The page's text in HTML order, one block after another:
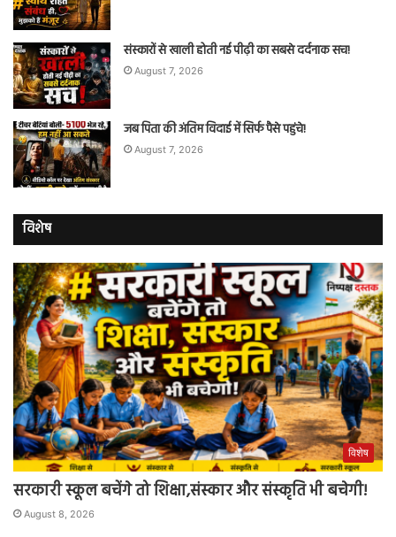
संस्कारों से खाली होती नई पीढ़ी का सबसे दर्दनाक सच!
August 7, 2026
जब पिता की अंतिम विदाई में सिर्फ पैसे पहुंचे!
August 7, 2026
विशेष
विशेष
सरकारी स्कूल बचेंगे तो शिक्षा,संस्कार और संस्कृति भी बचेगी!
August 8, 2026